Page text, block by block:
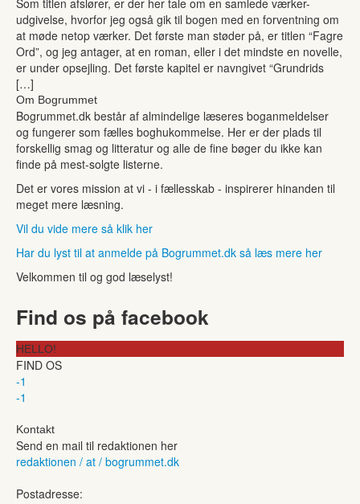
udgivelse, hvorfor jeg også gik til bogen med en forventning om
at møde netop værker. Det første man støder på, er titlen “Fagre
Ord”, og jeg antager, at en roman, eller i det mindste en novelle,
er under opsejling. Det første kapitel er navngivet “Grundrids
[…]
Om Bogrummet
Bogrummet.dk består af almindelige læseres boganmeldelser
og fungerer som fælles boghukommelse. Her er der plads til
forskellig smag og litteratur og alle de fine bøger du ikke kan
finde på mest-solgte listerne.
Det er vores mission at vi - i fællesskab - inspirerer hinanden til
meget mere læsning.
Vil du vide mere så klik her
Har du lyst til at anmelde på Bogrummet.dk så læs mere her
Velkommen til og god læselyst!
Find os på facebook
HELLO!
FIND OS
-1
-1
Kontakt
Send en mail til redaktionen her
redaktionen / at / bogrummet.dk
Postadresse: